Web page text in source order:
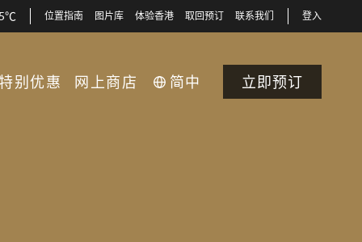
位置指南 图片库 体验香港 取回预订 联系我们 登入
别优惠 网上商店 简中 立即预订